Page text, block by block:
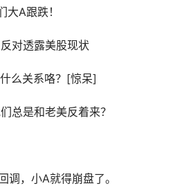
A跟跌！
对透露美股现状
么关系咯？[惊呆]
总是和老美反着来？
，小A就得崩盘了。